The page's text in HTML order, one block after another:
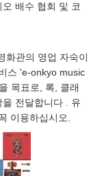
배수 협회 및 코
화관의 영업 자숙이
스 'e-onkyo music
목표로, 록, 클래
전달합니다 . 유
이용하십시오.